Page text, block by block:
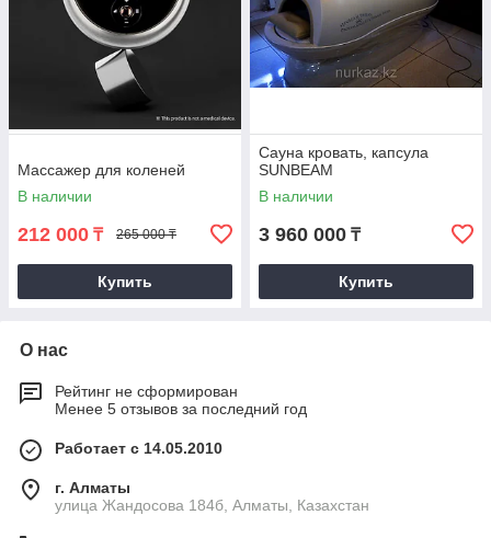
Массажер для коленей
В наличии
212 000 ₸ 265 000 ₸
Купить
Сауна кровать, капсула
SUNBEAM
В наличии
3 960 000 ₸
Купить
О нас
Рейтинг не сформирован
Менее 5 отзывов за последний год
Работает с 14.05.2010
г. Алматы
улица Жандосова 184б, Алматы, Казахстан